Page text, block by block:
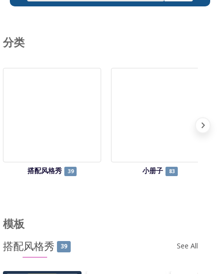
分类
搭配风格秀 39 小册子 83
模板
搭配风格秀 39 See All